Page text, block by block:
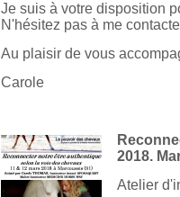
Je suis à votre disposition
N'hésitez pas à me
Au plaisir de vous
Carole
2018.
Atelier